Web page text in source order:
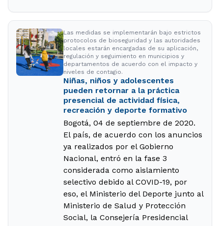
Las medidas se implementarán bajo estrictos
protocolos de bioseguridad y las autoridades
locales estarán encargadas de su aplicación,
regulación y seguimiento en municipios y
departamentos de acuerdo con el impacto y
niveles de contagio.
Niñas, niños y adolescentes
pueden retornar a la práctica
presencial de actividad física,
recreación y deporte formativo
Bogotá, 04 de septiembre de 2020.
El país, de acuerdo con los anuncios
ya realizados por el Gobierno
Nacional, entró en la fase 3
considerada como aislamiento
selectivo debido al COVID-19, por
eso, el Ministerio del Deporte junto al
Ministerio de Salud y Protección
Social, la Consejería Presidencial